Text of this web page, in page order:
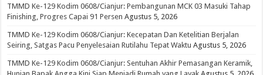
TMMD Ke-129 Kodim 0608/Cianjur: Pembangunan MCK 03 Masuki Tahap
Finishing, Progres Capai 91 Persen Agustus 5, 2026
TMMD Ke-129 Kodim 0608/Cianjur: Kecepatan Dan Ketelitian Berjalan
Seiring, Satgas Pacu Penyelesaian Rutilahu Tepat Waktu Agustus 5, 2026
TMMD Ke-129 Kodim 0608/Cianjur: Sentuhan Akhir Pemasangan Keramik,